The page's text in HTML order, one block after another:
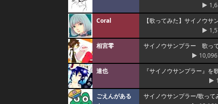
Coral
【歌ってみた】サイノウサ
相宮零
サイノウサンプラー 歌っ
10,096
達也
『サイノウサンプラー』を
ごえんがある
サイノウサンプラー/歌って